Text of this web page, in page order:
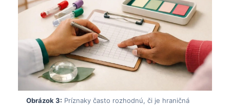
Obrázok 3: Príznaky často rozhodnú, či je hraničná